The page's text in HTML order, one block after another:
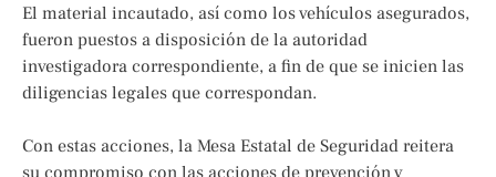
El material incautado, así como los vehículos asegurados,
fueron puestos a disposición de la autoridad
investigadora correspondiente, a fin de que se inicien las
diligencias legales que correspondan.
Con estas acciones, la Mesa Estatal de Seguridad reitera
su compromiso con las acciones de prevención y